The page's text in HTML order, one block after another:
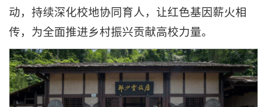
动，持续深化校地协同育人，让红色基因薪火相
传，为全面推进乡村振兴贡献高校力量。